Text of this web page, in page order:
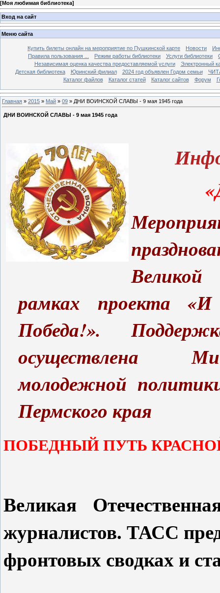
[Моя любимая библиотека]
Вход на сайт
Меню сайта
Купить билеты онлайн на мероприятие по Пушкинской карте Новости
Правила пользования ...
Режим работы библиотеки Услуги библиотеки
Независимая оценка качества предоставляемой услуги
Электронный
Детская библиотека
Юринский филиал 2024 год объявлен Годом семьи
Каталог файлов
Каталог статей Каталог сайтов Форум
Главная » 2015 » Май » 09 » ДНИ ВОИНСКОЙ СЛАВЫ - 9 мая 1945 года
ДНИ ВОИНСКОЙ СЛАВЫ - 9 мая 1945 года
рамках проекта
Победа!».
осуществлена
молодежной
Пермского края
ПОБЕДНЫЙ ПУТЬ
Великая
журналистов. ТАСС
фронтовых сводках и